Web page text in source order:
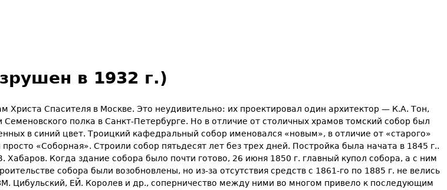
в 1932 г.)
Спасителя в Москве. Это неудивительно: их про­ектировал один архитектор — К.А. Тон,
полка в Санкт-Петербурге. Но в отличие от столичных храмов том­ский собор был
в синий цвет. Троицкий кафедральный собор именовался «новым», в отличие от «старого»
«Соборная». Строили собор пятьдесят лет без трех дней. Постройка была начата в 1845 г..
Когда здание собора бы­ло почти готово, 26 июня 1850 г. главный купол собора, а с ним
собора были возобновлены, но из-за отсутствия средств с 1861-го по 1885 г. не велись
Цибульский, ЕЙ. Королев и др., соперничество между ними во многом привело к по­следующим